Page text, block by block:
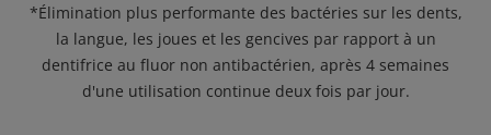
*Élimination plus performante des bactéries sur les dents,
la langue, les joues et les gencives par rapport à un
dentifrice au fluor non antibactérien, après 4 semaines
d'une utilisation continue deux fois par jour.